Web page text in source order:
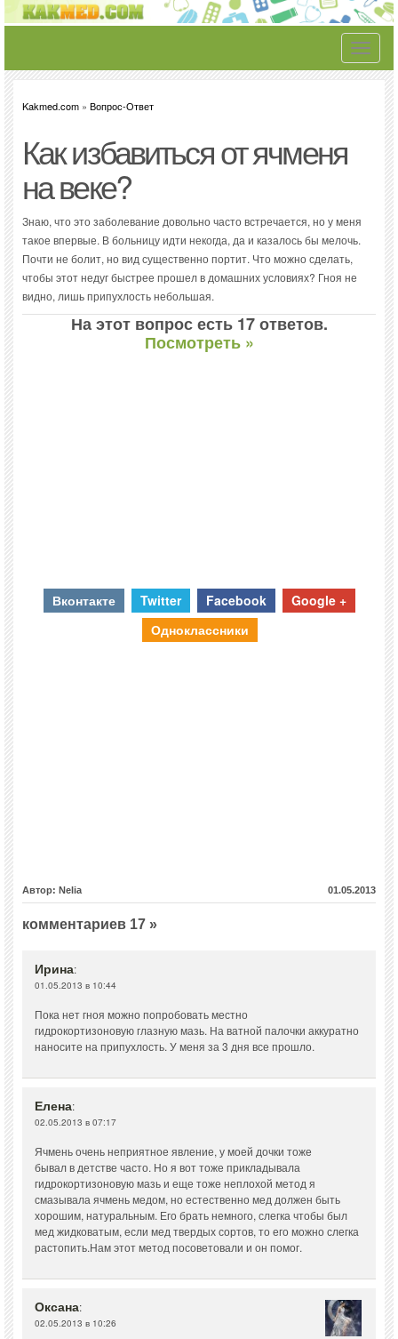
Toggle
Kakmed.com » Вопрос-Ответ
Как избавиться от ячменя
на веке?
Знаю, что это заболевание довольно часто встречается, но у меня
такое впервые. В больницу идти некогда, да и казалось бы мелочь.
Почти не болит, но вид существенно портит. Что можно сделать,
чтобы этот недуг быстрее прошел в домашних условиях? Гноя не
видно, лишь припухлость небольшая.
На этот вопрос есть 17 ответов.
Посмотреть »
Вконтакте Twitter Facebook
Google +
Одноклассники
Автор: Nelia 01.05.2013
комментариев 17 »
Ирина:
01.05.2013 в 10:44
Пока нет гноя можно попробовать местно
гидрокортизоновую глазную мазь. На ватной палочки аккуратно
наносите на припухлость. У меня за 3 дня все прошло.
Елена:
02.05.2013 в 07:17
Ячмень очень неприятное явление, у моей дочки тоже
бывал в детстве часто. Но я вот тоже прикладывала
гидрокортизоновую мазь и еще тоже неплохой метод я
смазывала ячмень медом, но естественно мед должен быть
хорошим, натуральным. Его брать немного, слегка чтобы был
мед жидковатым, если мед твердых сортов, то его можно слегка
растопить.Нам этот метод посоветовали и он помог.
Оксана:
02.05.2013 в 10:26